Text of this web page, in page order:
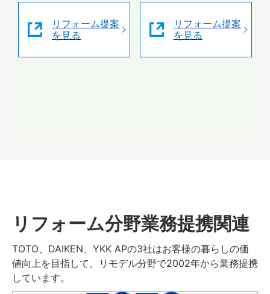
リフォーム提案
を見る
リフォーム提案
を見る
リフォーム分野業務提携関連
TOTO、DAIKEN、YKK APの3社はお客様の暮らしの価
値向上を目指して、リモデル分野で2002年から業務提携
しています。